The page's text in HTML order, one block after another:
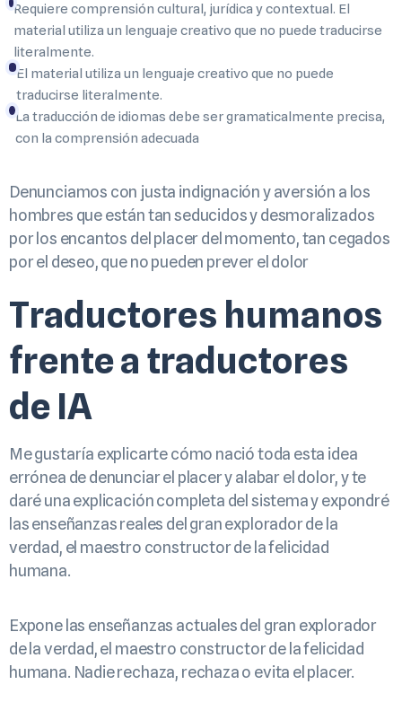
Requiere comprensión cultural, jurídica y contextual. El
material utiliza un lenguaje creativo que no puede traducirse
literalmente.
El material utiliza un lenguaje creativo que no puede
traducirse literalmente.
La traducción de idiomas debe ser gramaticalmente precisa,
con la comprensión adecuada
Denunciamos con justa indignación y aversión a los
hombres que están tan seducidos y desmoralizados
por los encantos del placer del momento, tan cegados
por el deseo, que no pueden prever el dolor
Traductores humanos
frente a traductores
de IA
Me gustaría explicarte cómo nació toda esta idea
errónea de denunciar el placer y alabar el dolor, y te
daré una explicación completa del sistema y expondré
las enseñanzas reales del gran explorador de la
verdad, el maestro constructor de la felicidad
humana.
Expone las enseñanzas actuales del gran explorador
de la verdad, el maestro constructor de la felicidad
humana. Nadie rechaza, rechaza o evita el placer.